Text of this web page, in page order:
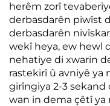
herêm zorî
derbasdarên piwîst
derbasdarên
wekî heya, ew hewl
nehatiye di xwarin
rastekirî û avniyê ya
girîngiya 2-3
wan in dema çêtî ya